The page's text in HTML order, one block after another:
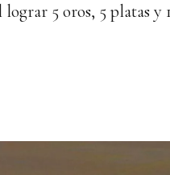
5 oros, 5 platas y